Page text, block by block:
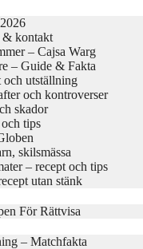
& kontakt
– Cajsa Warg
– Guide & Fakta
utställning
och kontroverser
skador
tips
skilsmässa
– recept och tips
utan stänk
För Rättvisa
– Matchfakta